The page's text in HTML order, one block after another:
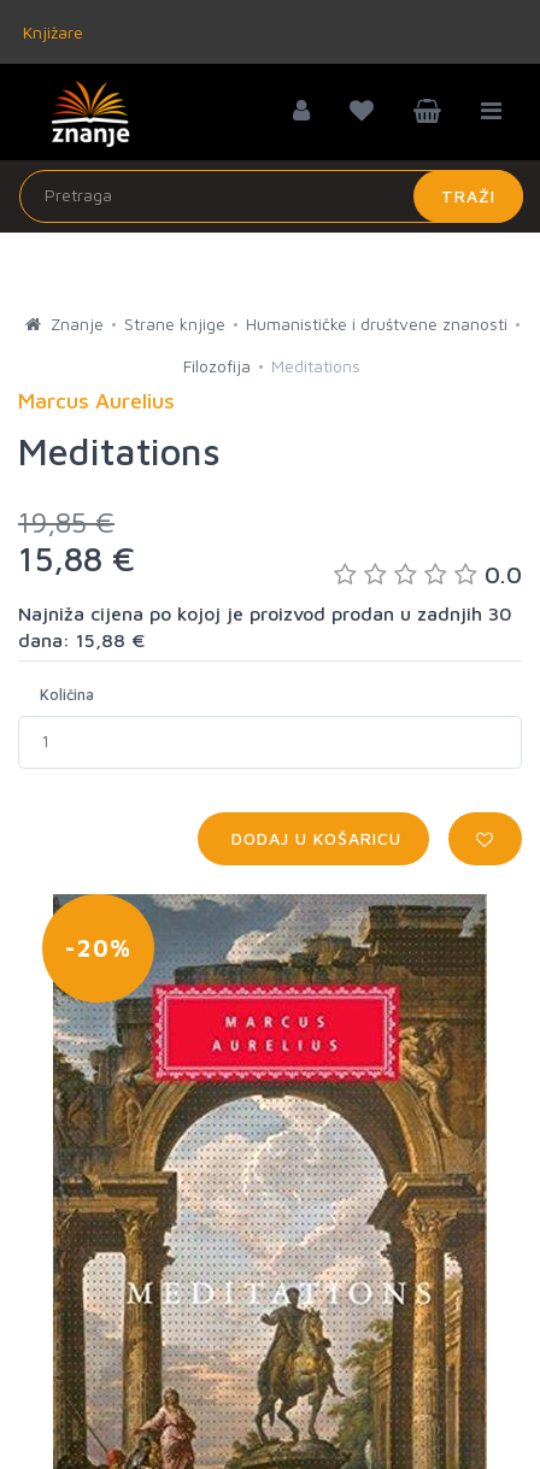
Knjižare
TRAŽI
Znanje Strane knjige Humanističke i društvene znanosti
Filozofija Meditations
Marcus Aurelius
Meditations
19,85 €
15,88 € 0.0
Najniža cijena po kojoj je proizvod prodan u zadnjih 30
dana: 15,88 €
Količina
DODAJ U KOŠARICU
-20%